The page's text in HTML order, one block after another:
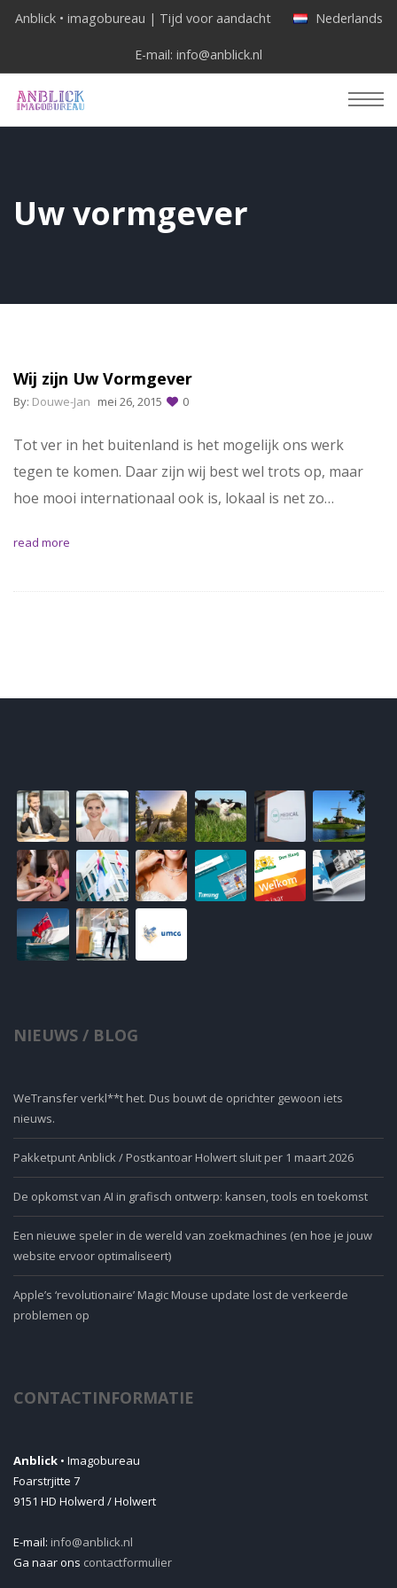
Anblick • imagobureau | Tijd voor aandacht Nederlands
E-mail: info@anblick.nl
Uw vormgever
Wij zijn Uw Vormgever
By: Douwe-Jan mei 26, 2015 0
Tot ver in het buitenland is het mogelijk ons werk
tegen te komen. Daar zijn wij best wel trots op, maar
hoe mooi internationaal ook is, lokaal is net zo…
read more
NIEUWS / BLOG
WeTransfer verkl**t het. Dus bouwt de oprichter gewoon iets
nieuws.
Pakketpunt Anblick / Postkantoar Holwert sluit per 1 maart 2026
De opkomst van AI in grafisch ontwerp: kansen, tools en toekomst
Een nieuwe speler in de wereld van zoekmachines (en hoe je jouw
website ervoor optimaliseert)
Apple’s ‘revolutionaire’ Magic Mouse update lost de verkeerde
problemen op
CONTACTINFORMATIE
Anblick • Imagobureau
Foarstrjitte 7
9151 HD Holwerd / Holwert
E-mail: info@anblick.nl
Ga naar ons contactformulier